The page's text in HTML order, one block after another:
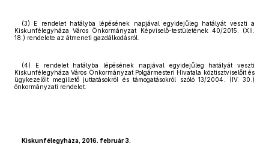
(3) E rendelet hatályba lépésének napjával egyidejűleg hatályát veszti a
Kiskunfélegyháza Város Önkormányzat Képviselő-testületének 40/2015. (XII.
18.) rendelete az átmeneti gazdálkodásról.
(4) E rendelet hatályba lépésének napjával egyidejűleg hatályát veszti
Kiskunfélegyháza Város Önkormányzat Polgármesteri Hivatala köztisztviselőit és
ügykezelőit megillető juttatásokról és támogatásokról szóló 13/2004. (IV. 30.)
önkormányzati rendelet.
Kiskunfélegyháza, 2016. február 3.